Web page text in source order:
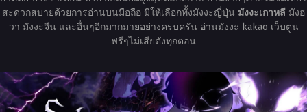
สะดวกสบายด้วยการอ่านบนมือถือ มีให้เลือกทั้งมังงะญี่ปุ่น มังงะเกาหลีมังฮ
วา มังงะจีน และอื่นๆอีกมากมายอย่างครบครัน อ่านมังงะ kakao เว็บตูน
ฟรีๆไม่เสียตังทุกตอน